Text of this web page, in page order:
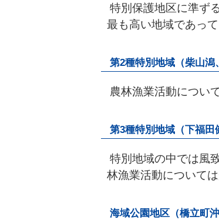
特別保護地区に準ず
最も高い地域であっ
第2種特別地域（柴山潟
農林漁業活動につい
第3種特別地域（下福田
特別地域の中では風
林漁業活動について
海域公園地区（橋立町沖